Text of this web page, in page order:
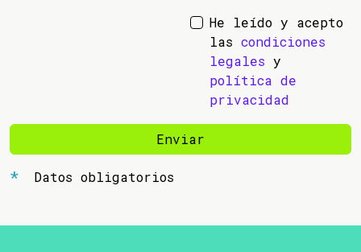
He leído y acepto
las condiciones
legales y
política de
privacidad
Enviar
Datos obligatorios